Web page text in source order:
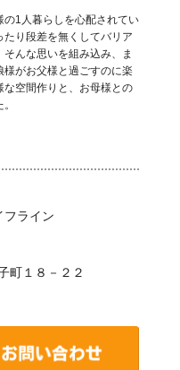
の1人暮らしを心配されてい
たり段差を無くしてバリア
そんな思いを組み込み、ま
様がお父様と過ごすのに楽
な空間作りと、お母様との
フライン
町１８－２２